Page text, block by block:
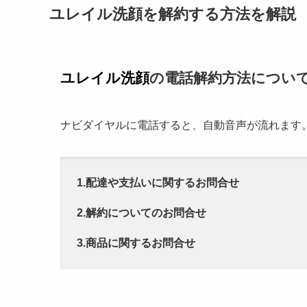
ユレイル洗顔を解約する方法を解説
ユレイル洗顔の電話解約方法につい
ナビダイヤルに電話すると、自動音声が流れます
1.配達や支払いに関するお問合せ
2.解約についてのお問合せ
3.商品に関するお問合せ